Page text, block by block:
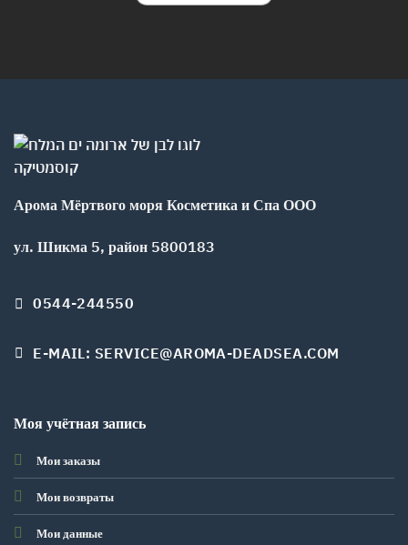
Арома Мёртвого моря Косметика и Спа ООО
ул. Шикма 5, район 5800183
0544-244550
E-MAIL: SERVICE@AROMA-DEADSEA.COM
Моя учётная запись
Мои заказы
Мои возвраты
Мои данные